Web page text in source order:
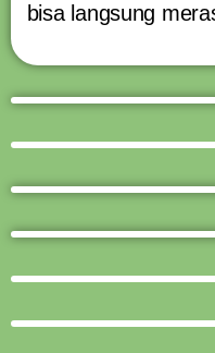
bisa langsung